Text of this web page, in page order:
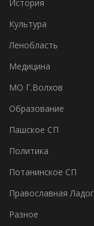
Интересное
История
Культура
Ленобласть
Медицина
МО Г.Волхов
Образование
Пашское СП
Политика
Потанинское СП
Православная Ладога